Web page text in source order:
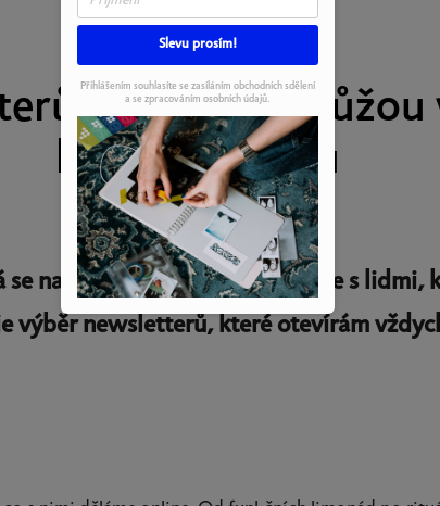
které ti
kroků dopředu
22.10.2025
se na ni připravit. A nejlíp to jde s lidmi,
výběr newsletterů, které otevírám
Slevu prosím!
Přihlášením souhlasíte se zasíláním obchodních sdělení
a se zpracováním osobních údajů.